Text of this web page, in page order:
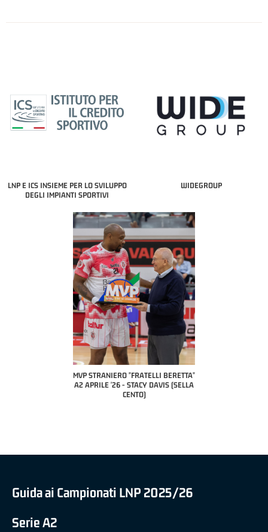
LNP E ICS INSIEME PER LO SVILUPPO
DEGLI IMPIANTI SPORTIVI
WIDEGROUP
MVP "FRATELLI BERETTA" SAMUEL
DILAS B NAZIONALE APRILE '26 -
MARCO RESTELLI (TAV TREVIGLIO
Guida ai Campionati LNP 2025/26
Serie A2